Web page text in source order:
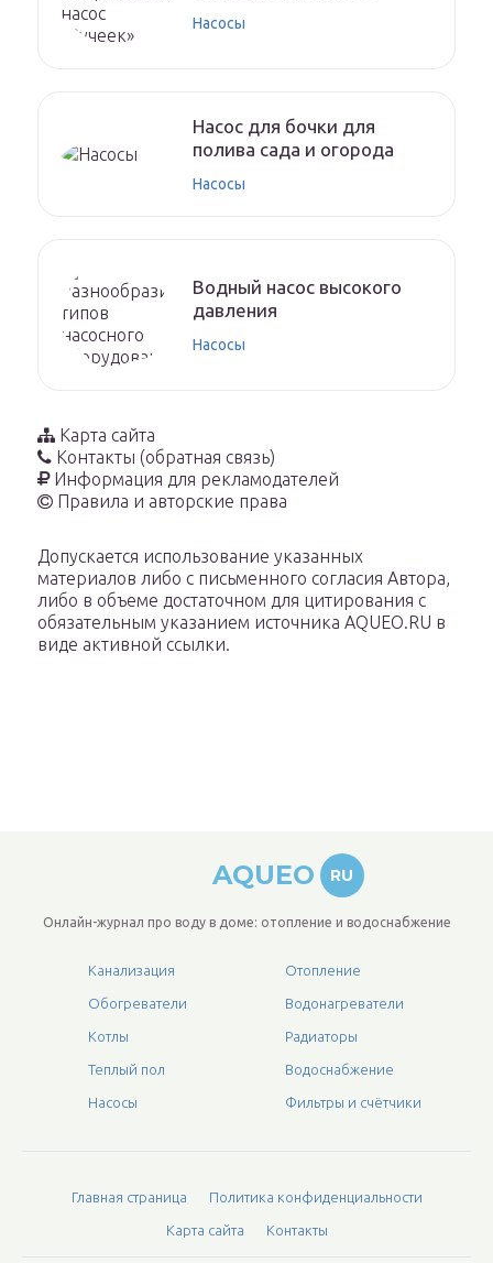
Насосы
Насос для бочки для
полива сада и огорода
Насосы
Водный насос высокого
давления
Насосы
Карта сайта
Контакты (обратная связь)
Информация для рекламодателей
Правила и авторские права
Допускается использование указанных
материалов либо с письменного согласия Автора,
либо в объеме достаточном для цитирования с
обязательным указанием источника AQUEO.RU в
виде активной ссылки.
AQUEO RU
Онлайн-журнал про воду в доме: отопление и водоснабжение
Канализация Отопление
Обогреватели Водонагреватели
Котлы Радиаторы
Теплый пол Водоснабжение
Насосы Фильтры и счётчики
Главная страница Политика конфиденциальности
Карта сайта Контакты